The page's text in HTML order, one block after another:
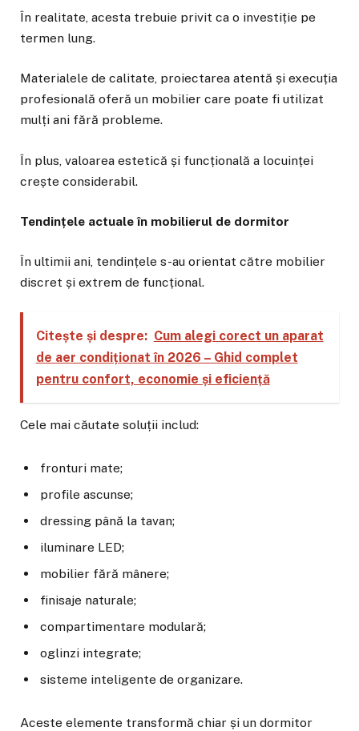
În realitate, acesta trebuie privit ca o investiție pe
termen lung.
Materialele de calitate, proiectarea atentă și execuția
profesională oferă un mobilier care poate fi utilizat
mulți ani fără probleme.
În plus, valoarea estetică și funcțională a locuinței
crește considerabil.
Tendințele actuale în mobilierul de dormitor
În ultimii ani, tendințele s-au orientat către mobilier
discret și extrem de funcțional.
Citește și despre: Cum alegi corect un aparat
de aer condiționat în 2026 – Ghid complet
pentru confort, economie și eficiență
Cele mai căutate soluții includ:
fronturi mate;
profile ascunse;
dressing până la tavan;
iluminare LED;
mobilier fără mânere;
finisaje naturale;
compartimentare modulară;
oglinzi integrate;
sisteme inteligente de organizare.
Aceste elemente transformă chiar și un dormitor